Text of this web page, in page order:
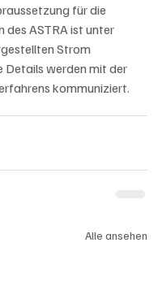
für die
des ASTRA ist unter
Strom
Details werden mit der
kommuniziert.
Alle ansehen